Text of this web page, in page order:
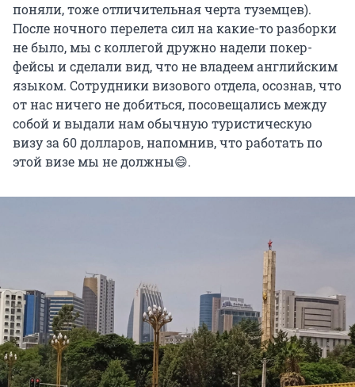
поняли, тоже отличительная черта туземцев).
После ночного перелета сил на какие-то разборки
не было, мы с коллегой дружно надели покер-
фейсы и сделали вид, что не владеем английским
языком. Сотрудники визового отдела, осознав, что
от нас ничего не добиться, посовещались между
собой и выдали нам обычную туристическую
визу за 60 долларов, напомнив, что работать по
этой визе мы не должны😄.